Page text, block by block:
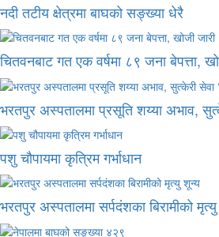
नदी तटीय क्षेत्रमा बाघको सङ्ख्या धेरै
चितवनबाट गत एक वर्षमा ८९ जना बेपत्ता,
भरतपुर अस्पतालमा प्रसूति शय्या अभाव,
पशु चौपायमा कृत्रिम गर्भाधान
भरतपुर अस्पतालमा सर्पदंशका बिरामीको